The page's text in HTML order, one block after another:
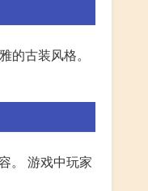
古装风格。
。 游戏中玩家